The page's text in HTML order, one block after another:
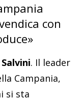
con
Salvini. Il leader
Campania,
si sta